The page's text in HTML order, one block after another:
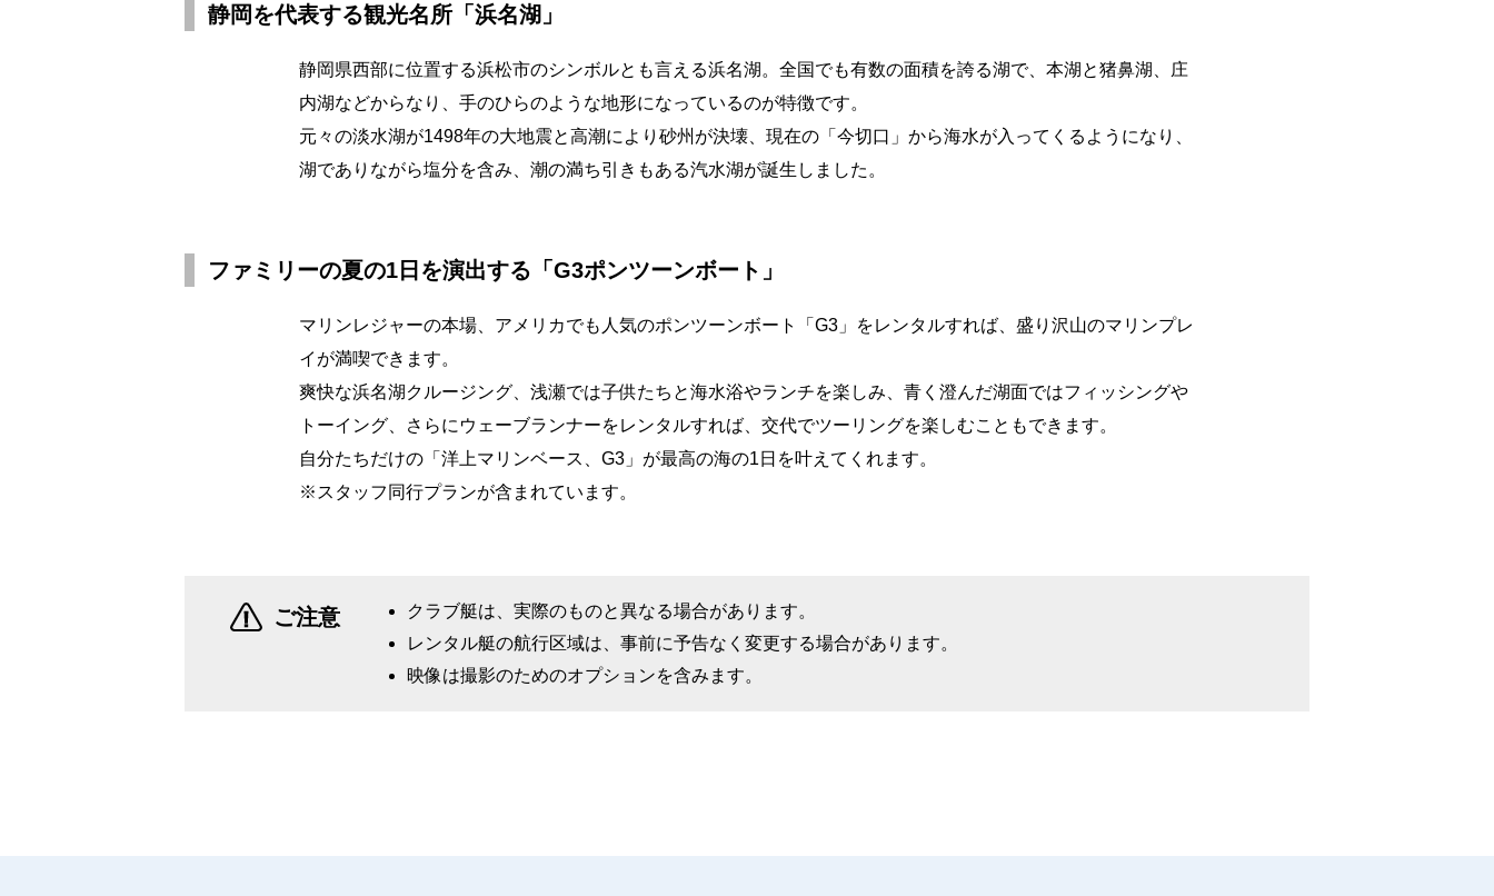
静岡を代表する観光名所「浜名湖」
静岡県西部に位置する浜松市のシンボルとも言える浜名湖。全国でも有数の面積を誇る湖で、本湖と猪鼻湖、庄
内湖などからなり、手のひらのような地形になっているのが特徴です。
元々の淡水湖が1498年の大地震と高潮により砂州が決壊、現在の「今切口」から海水が入ってくるようになり、
湖でありながら塩分を含み、潮の満ち引きもある汽水湖が誕生しました。
ファミリーの夏の1日を演出する「G3ポンツーンボート」
マリンレジャーの本場、アメリカでも人気のポンツーンボート「G3」をレンタルすれば、盛り沢山のマリンプレ
イが満喫できます。
爽快な浜名湖クルージング、浅瀬では子供たちと海水浴やランチを楽しみ、青く澄んだ湖面ではフィッシングや
トーイング、さらにウェーブランナーをレンタルすれば、交代でツーリングを楽しむこともできます。
自分たちだけの「洋上マリンベース、G3」が最高の海の1日を叶えてくれます。
※スタッフ同行プランが含まれています。
ご注意
クラブ艇は、実際のものと異なる場合があります。
レンタル艇の航行区域は、事前に予告なく変更する場合があります。
映像は撮影のためのオプションを含みます。